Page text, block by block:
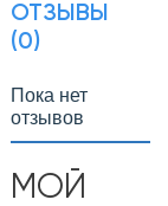
ОТЗЫВЫ
(0)
Пока нет
отзывов
МОЙ